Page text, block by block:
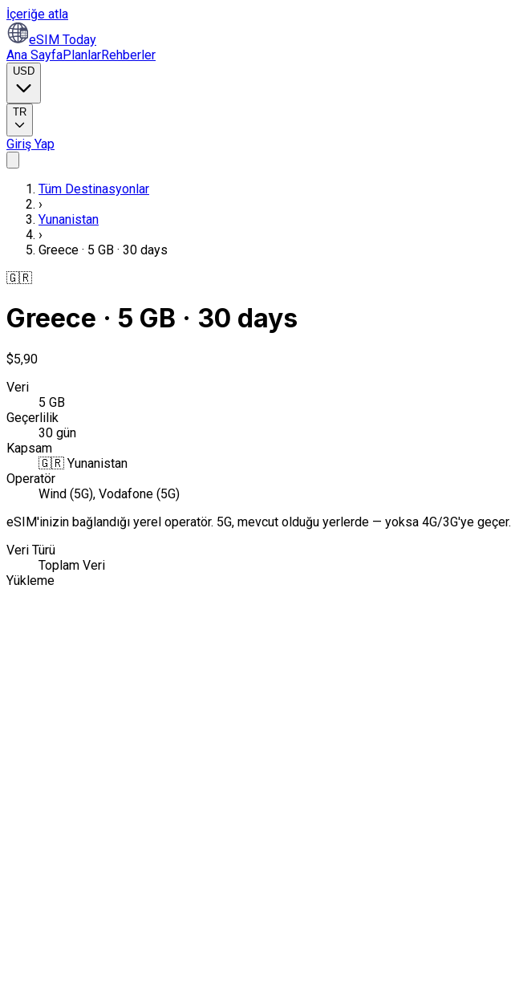
İçeriğe atla
eSIM Today
Ana SayfaPlanlarRehberler
USD
TR
Giriş Yap
Tüm Destinasyonlar
›
Yunanistan
›
Greece · 5 GB · 30 days
🇬🇷
Greece · 5 GB · 30 days
$5,90
Veri
5 GB
Geçerlilik
30 gün
Kapsam
🇬🇷 Yunanistan
Operatör
Wind (5G), Vodafone (5G)
eSIM'inizin bağlandığı yerel operatör. 5G, mevcut olduğu yerlerde — yoksa 4G/3G'ye geçer.
Veri Türü
Toplam Veri
Yükleme